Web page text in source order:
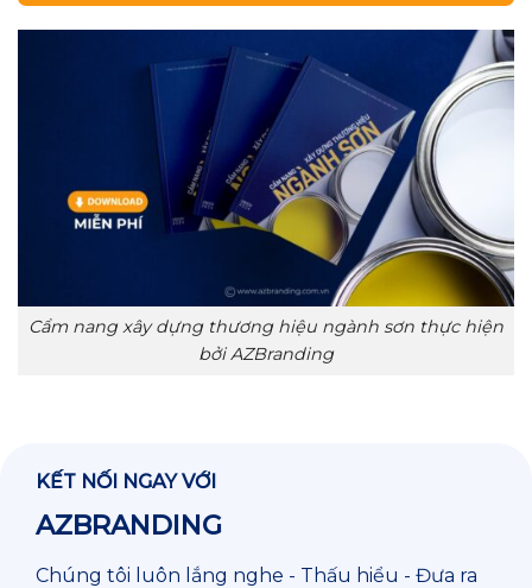
Cẩm nang xây dựng thương hiệu ngành sơn thực hiện
bởi AZBranding
KẾT NỐI NGAY VỚI
AZBRANDING
Chúng tôi luôn lắng nghe - Thấu hiểu - Đưa ra